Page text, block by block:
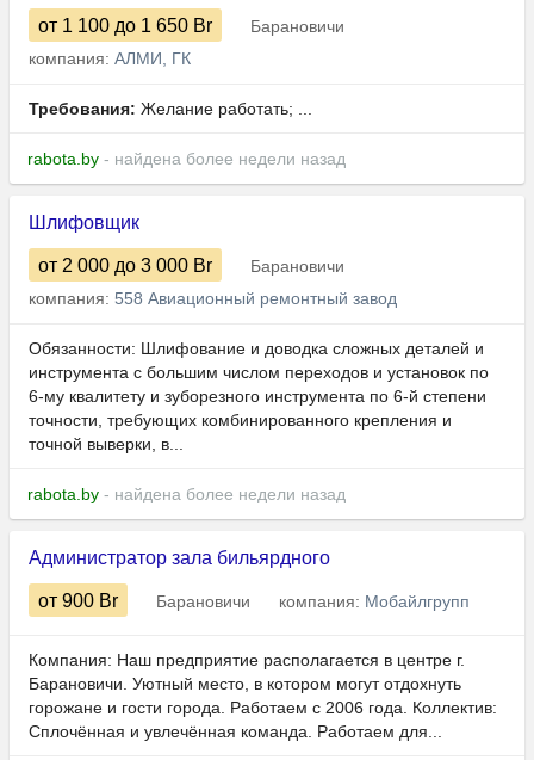
от 1 100 до 1 650 Br
Барановичи
компания: АЛМИ, ГК
Требования: Желание работать; ...
rabota.by - найдена более недели назад
Шлифовщик
от 2 000 до 3 000 Br
Барановичи
компания: 558 Авиационный ремонтный завод
Обязанности: Шлифование и доводка сложных деталей и
инструмента с большим числом переходов и установок по
6-му квалитету и зуборезного инструмента по 6-й степени
точности, требующих комбинированного крепления и
точной выверки, в...
rabota.by - найдена более недели назад
Администратор зала бильярдного
от 900 Br Барановичи компания: Мобайлгрупп
Компания: Наш предприятие располагается в центре г.
Барановичи. Уютный место, в котором могут отдохнуть
горожане и гости города. Работаем с 2006 года. Коллектив:
Сплочённая и увлечённая команда. Работаем для...